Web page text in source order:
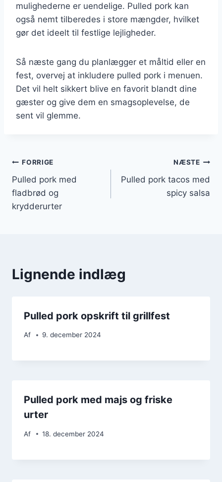
mulighederne er uendelige. Pulled pork kan
også nemt tilberedes i store mængder, hvilket
gør det ideelt til festlige lejligheder.
Så næste gang du planlægger et måltid eller en
fest, overvej at inkludere pulled pork i menuen.
Det vil helt sikkert blive en favorit blandt dine
gæster og give dem en smagsoplevelse, de
sent vil glemme.
Indlægsnavigation
FORRIGE
Pulled pork med
fladbrød og
krydderurter
NÆSTE
Pulled pork tacos med
spicy salsa
Lignende indlæg
Pulled pork opskrift til grillfest
Af 9. december 2024
Pulled pork med majs og friske
urter
Af 18. december 2024